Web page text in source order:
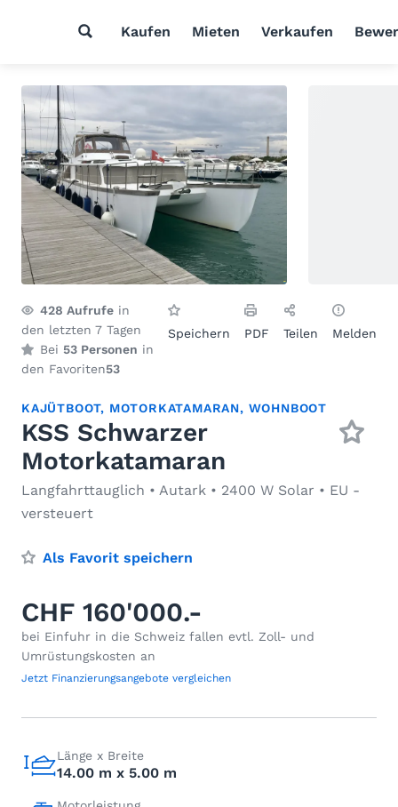
Kaufen Mieten Verkaufen
428 Aufrufe in
den letzten 7 Tagen
Bei 53 Personen in
den Favoriten53
Speichern PDF Teilen Melden
KAJÜTBOOT, MOTORKATAMARAN, WOHNBOOT
KSS Schwarzer
Motorkatamaran
Langfahrttauglich • Autark • 2400 W Solar • EU -
versteuert
Als Favorit speichern
CHF 160'000.-
bei Einfuhr in die Schweiz fallen evtl. Zoll- und
Umrüstungskosten an
Jetzt Finanzierungsangebote vergleichen
Länge x Breite
14.00 m x 5.00 m